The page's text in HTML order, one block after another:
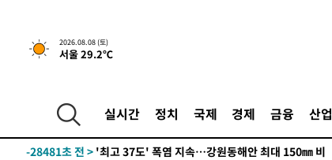
2026.08.08 (토)
서울 29.2℃
실시간 정치 국제 경제 금융 산업
-21627초 전 >
-28481초 전 > '최고 37도' 폭염 지속…강원동해안 최대 150㎜ 비